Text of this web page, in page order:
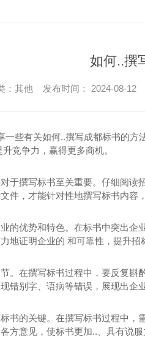
如何..撰
：其他 发布时间： 2024-08-12
一些有关如何..撰写成都标书的
竞争力，赢得更多商机。
于撰写标书至关重要。仔细阅
件，才能针对性地撰写标书内容
的优势和特色。在标书中突出
地证明企业的 和可靠性，提升招
。在撰写标书过程中，要反复
错别字、语病等错误，展现出企
书的关键。在撰写标书过程中，
方意见，使标书更加..、具有说服